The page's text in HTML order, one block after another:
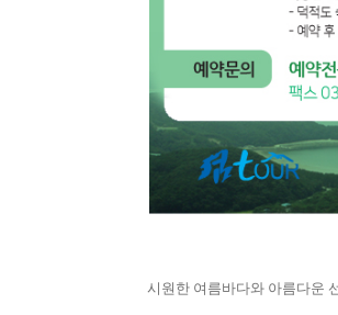
시원한 여름바다와 아름다운